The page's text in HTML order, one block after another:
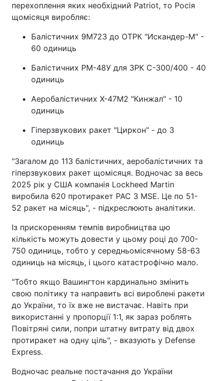
перехоплення яких необхідний Patriot, то Росія
щомісяця виробляє:
Балістичних 9М723 до ОТРК "Искандер-М" -
60 одиниць
Балістичних РМ-48У для ЗРК С-300/400 - 40
одиниць
Аеробалістичних Х-47М2 "Кинжал" - 10
одиниць
Гіперзвукових ракет "Циркон" - до 3
одиниць
"Загалом до 113 балістичних, аеробалістичних та
гіперзвукових ракет щомісяця. Водночас за весь
2025 рік у США компанія Lockheed Martin
виробила 620 протиракет PAC 3 MSE. Це по 51-
52 ракет на місяць", - підкреслюють аналітики.
Із прискоренням темпів виробництва цю
кількість можуть довести у цьому році до 700-
750 одиниць, тобто у середньомісячному 58-63
одиниць на місяць, і цього катастрофічно мало.
"Тобто якщо Вашингтон кардинально змінить
свою політику та направить всі вироблені ракети
до України, то їх вже не вистачає. Навіть при
використанні у пропорції 1:1, як зараз роблять
Повітряні сили, попри штатну витрату від двох
протиракет на одну ціль", - вказують у Defense
Express.
Водночас реальне постачання до України